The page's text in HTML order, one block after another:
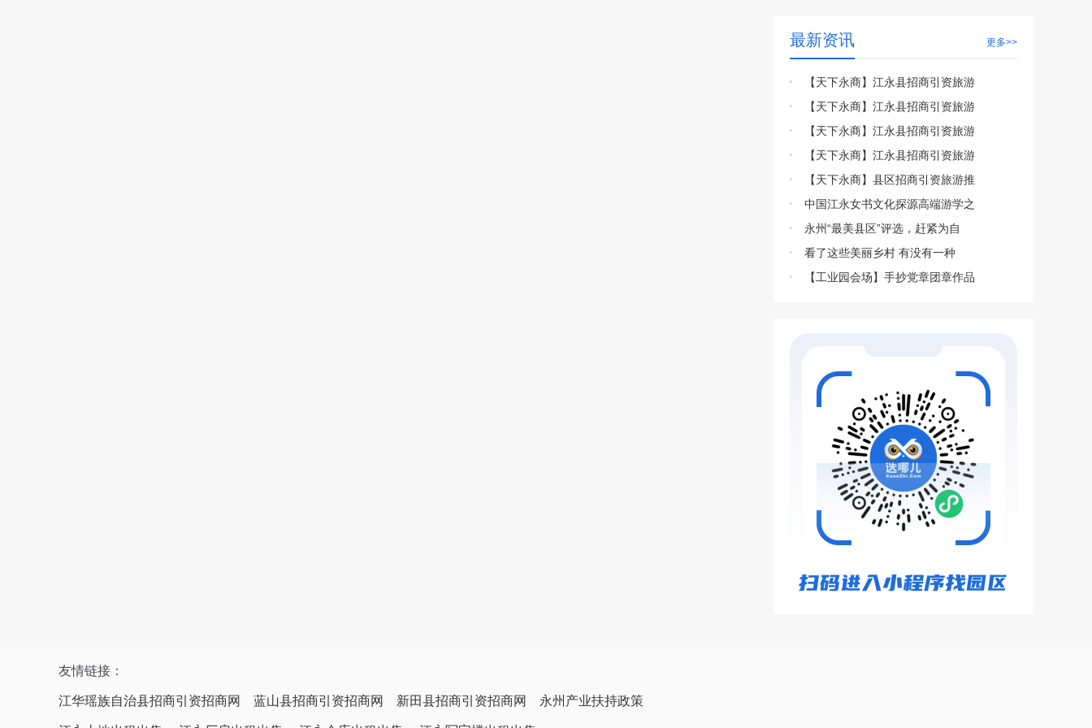
最新资讯 更多>>
【天下永商】江永县招商引资旅游
【天下永商】江永县招商引资旅游
【天下永商】江永县招商引资旅游
【天下永商】江永县招商引资旅游
【天下永商】县区招商引资旅游推
中国江永女书文化探源高端游学之
永州“最美县区”评选，赶紧为自
看了这些美丽乡村 有没有一种
【工业园会场】手抄党章团章作品
友情链接：
江华瑶族自治县招商引资招商网 蓝山县招商引资招商网 新田县招商引资招商网 永州产业扶持政策